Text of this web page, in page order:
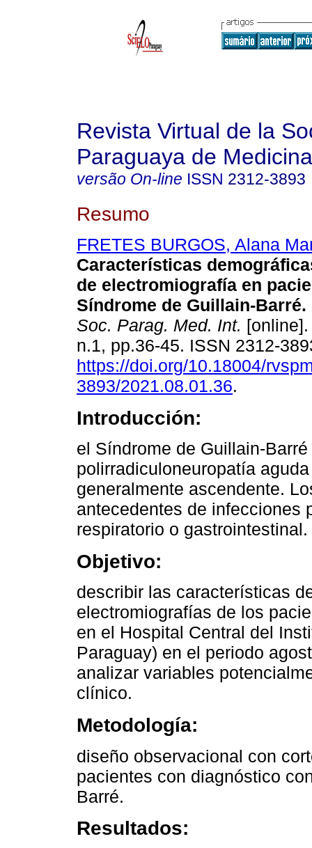
Revista Virtual de la
Paraguaya de
versão On-line ISSN 2312-3893
Resumo
FRETES BURGOS, Alana
Características
de electromiografía en
Síndrome de Guillain-Barré.
Soc. Parag. Med. Int.
n.1, pp.36-45. ISSN 2312-
https://doi.org/10.18004/
3893/2021.08.01.36.
Introducción:
el Síndrome de Guillain-
polirradiculoneuropatía
generalmente ascendente.
antecedentes de infecciones
respiratorio o gastrointestinal.
Objetivo:
describir las características
electromiografías de los
en el Hospital Central del
Paraguay) en el periodo
analizar variables
clínico.
Metodología:
diseño observacional con
pacientes con diagnóstico
Barré.
Resultados: